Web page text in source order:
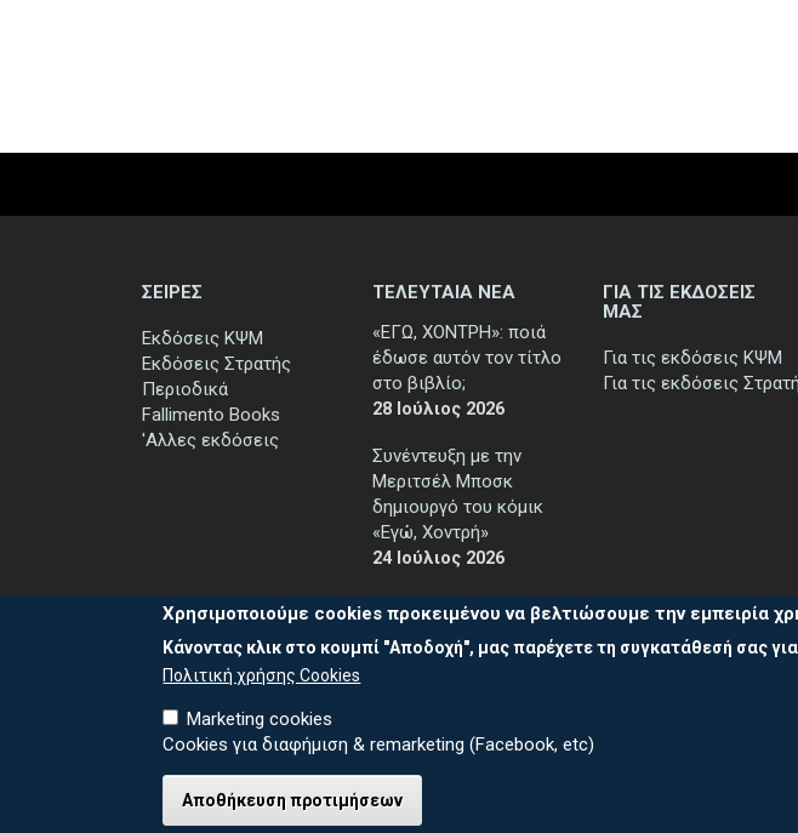
ΣΕΙΡΕΣ
Εκδόσεις ΚΨΜ
Εκδόσεις Στρατής
Περιοδικά
Fallimento Books
'Αλλες εκδόσεις
ΤΕΛΕΥΤΑΙΑ ΝΕΑ
«ΕΓΩ, ΧΟΝΤΡΗ»: ποιά
έδωσε αυτόν τον τίτλο
στο βιβλίο;
28 Ιούλιος 2026
Συνέντευξη με την
Μεριτσέλ Μποσκ
δημιουργό του κόμικ
«Εγώ, Χοντρή»
24 Ιούλιος 2026
ΓΙΑ ΤΙΣ ΕΚΔΟΣΕΙΣ
ΜΑΣ
Για τις εκδόσεις ΚΨΜ
Για τις εκδόσεις
© 2026 ΕΚΔΟΣΕΙΣ ΚΨΜ
Χρησιμοποιούμε cookies προκειμένου να βελτιώσουμε την εμπειρία
Κάνοντας κλικ στο κουμπί "Αποδοχή", μας παρέχετε τη συγκατάθεσή σας
Πολιτική χρήσης Cookies
Marketing cookies
Cookies για διαφήμιση & remarketing (Facebook, etc)
Αποθήκευση προτιμήσεων